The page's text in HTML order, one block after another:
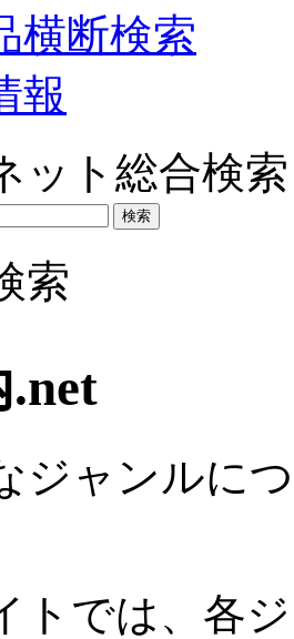
横断検索
報
ット総合検索
索
ジャンルに
では、各